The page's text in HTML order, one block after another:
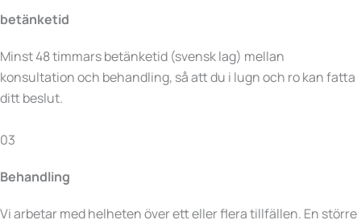
betänketid
Minst 48 timmars betänketid (svensk lag) mellan
konsultation och behandling, så att du i lugn och ro kan fatta
ditt beslut.
03
Behandling
Vi arbetar med helheten över ett eller flera tillfällen. En större